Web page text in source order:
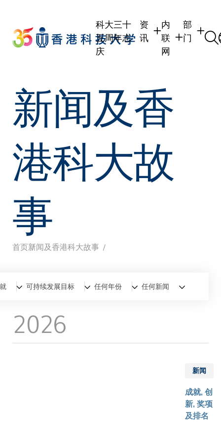
main
content
科大三十
五周年志
庆
资
讯
校友
传媒
公众
内
联
网
校友内联网
部
门
新闻及香
港科大故
事
面
包
屑
首页新闻及香港科大故事
全部新闻香港科大故事
可持续发展目标 任何年份 任何新闻
2026
新闻
成就, 创
新, 奖项
及排名